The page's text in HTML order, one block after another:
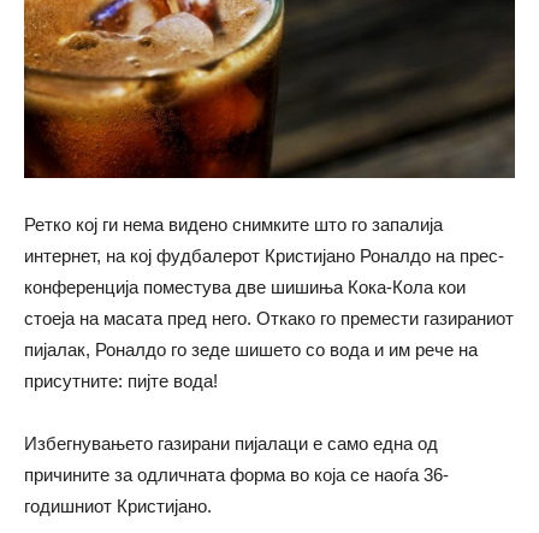
Ретко кој ги нема видено снимките што го запалија
интернет, на кој фудбалерот Кристијано Роналдо на прес-
конференција поместува две шишиња Кока-Кола кои
стоеја на масата пред него. Откако го премести газираниот
пијалак, Роналдо го зеде шишето со вода и им рече на
присутните: пијте вода!
Избегнувањето газирани пијалаци е само една од
причините за одличната форма во која се наоѓа 36-
годишниот Кристијано.